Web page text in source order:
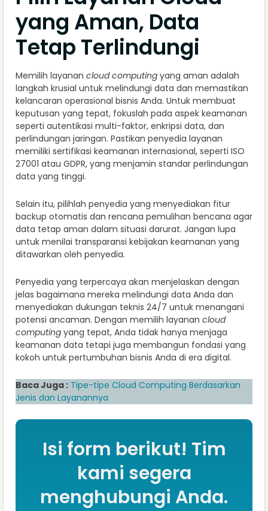
yang Aman, Data
Tetap Terlindungi
Memilih layanan cloud computing yang aman adalah
langkah krusial untuk melindungi data dan memastikan
kelancaran operasional bisnis Anda. Untuk membuat
keputusan yang tepat, fokuslah pada aspek keamanan
seperti autentikasi multi-faktor, enkripsi data, dan
perlindungan jaringan. Pastikan penyedia layanan
memiliki sertifikasi keamanan internasional, seperti ISO
27001 atau GDPR, yang menjamin standar perlindungan
data yang tinggi.
Selain itu, pilihlah penyedia yang menyediakan fitur
backup otomatis dan rencana pemulihan bencana agar
data tetap aman dalam situasi darurat. Jangan lupa
untuk menilai transparansi kebijakan keamanan yang
ditawarkan oleh penyedia.
Penyedia yang terpercaya akan menjelaskan dengan
jelas bagaimana mereka melindungi data Anda dan
menyediakan dukungan teknis 24/7 untuk menangani
potensi ancaman. Dengan memilih layanan cloud
computing yang tepat, Anda tidak hanya menjaga
keamanan data tetapi juga membangun fondasi yang
kokoh untuk pertumbuhan bisnis Anda di era digital.
Baca Juga : Tipe-tipe Cloud Computing Berdasarkan
Jenis dan Layanannya
Isi form berikut! Tim
kami segera
menghubungi Anda.